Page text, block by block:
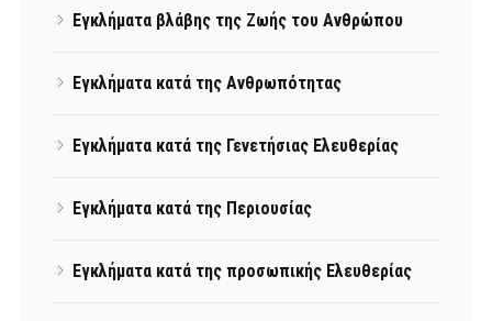
Εγκλήματα βλάβης της Ζωής του Ανθρώπου
Εγκλήματα κατά της Ανθρωπότητας
Εγκλήματα κατά της Γενετήσιας Ελευθερίας
Εγκλήματα κατά της Περιουσίας
Εγκλήματα κατά της προσωπικής Ελευθερίας